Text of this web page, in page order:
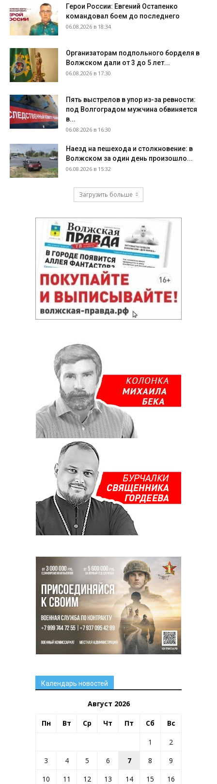
Герои России: Евгений Остапенко
командовал боем до последнего
06.08.2026 в 18:34
Организаторам подпольного борделя в
Волжском дали от 3 до 5 лет...
06.08.2026 в 17:30
Пять выстрелов в упор из-за ревности:
под Волгоградом мужчина обвиняется
в...
06.08.2026 в 16:30
Наезд на пешехода и столкновение: в
Волжском за один день произошло...
06.08.2026 в 15:32
Загрузить больше
Календарь новостей
Август 2026
Пн Вт Ср Чт Пт Сб Вс
1
2
3
4 5 6 7 8
9
10
11 12 13 14 15
16